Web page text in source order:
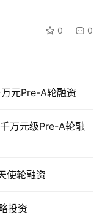
0 0
元Pre-A轮融资
万元级Pre-A轮融
使轮融资
投资